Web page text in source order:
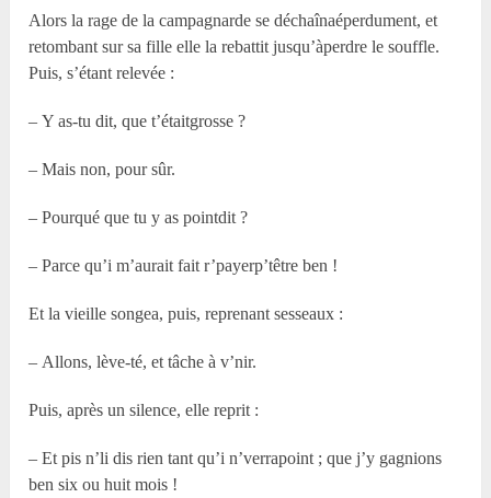
Alors la rage de la campagnarde se déchaînaéperdument, et
retombant sur sa fille elle la rebattit jusqu’àperdre le souffle.
Puis, s’étant relevée :
– Y as-tu dit, que t’étaitgrosse ?
– Mais non, pour sûr.
– Pourqué que tu y as pointdit ?
– Parce qu’i m’aurait fait r’payerp’têtre ben !
Et la vieille songea, puis, reprenant sesseaux :
– Allons, lève-té, et tâche à v’nir.
Puis, après un silence, elle reprit :
– Et pis n’li dis rien tant qu’i n’verrapoint ; que j’y gagnions
ben six ou huit mois !